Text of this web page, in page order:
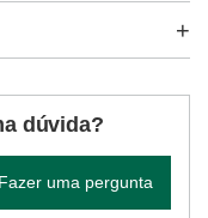
dúvida?
Fazer uma pergunta